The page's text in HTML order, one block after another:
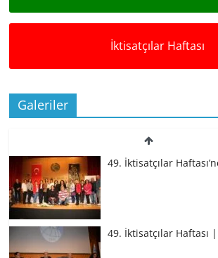
İktisatçılar Haftası
Galeriler
49. İktisatçılar
49. İktisatçılar Haftası